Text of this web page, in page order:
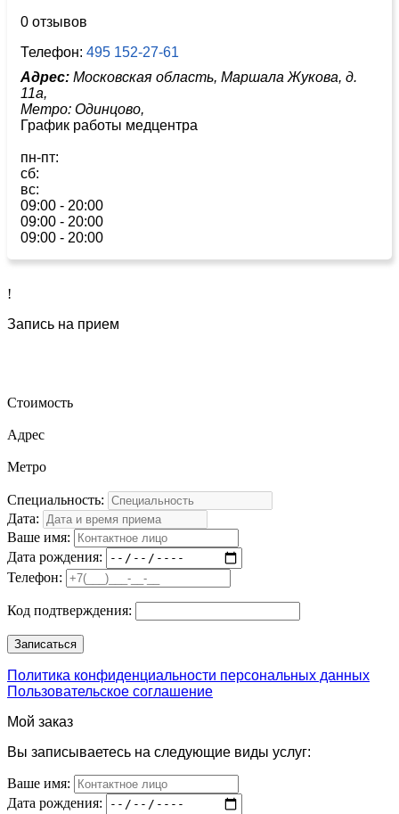
0 отзывов
Телефон: 495 152-27-61
Адрес: Московская область, Маршала Жукова, д.
11а,
Метро: Одинцово,
График работы медцентра
пн-пт:
сб:
вс:
09:00 - 20:00
09:00 - 20:00
09:00 - 20:00
!
Запись на прием
Стоимость
Адрес
Метро
Специальность:
Дата:
Ваше имя:
Дата рождения:
Телефон:
Код подтверждения:
Политика конфиденциальности персональных данных
Пользовательское соглашение
Мой заказ
Вы записываетесь на следующие виды услуг:
Ваше имя:
Дата рождения: